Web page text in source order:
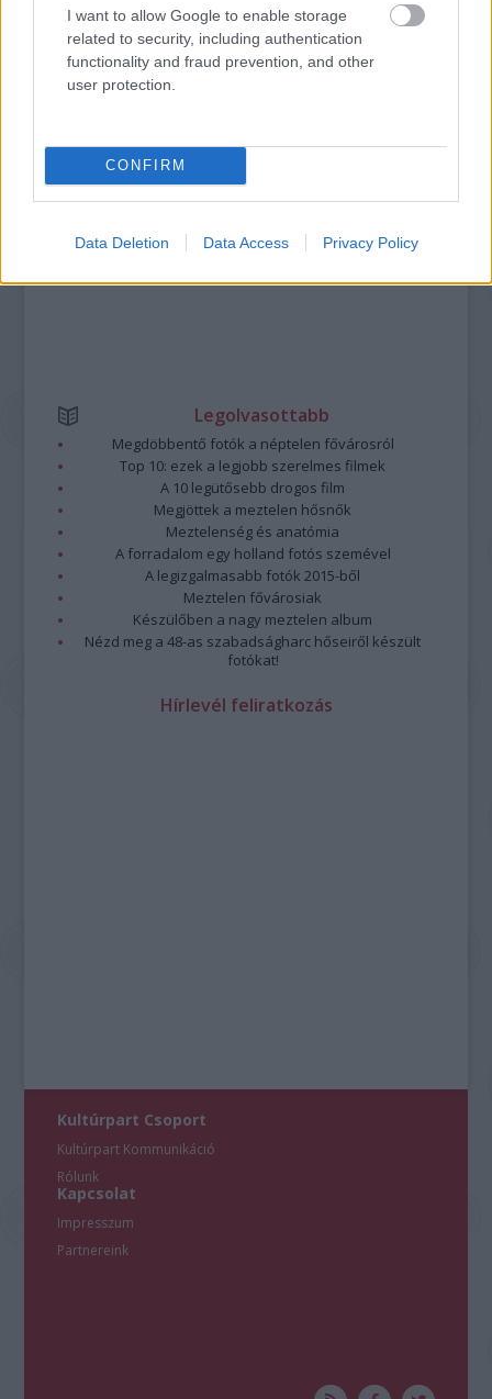
I want to allow Google to enable storage
related to security, including authentication
functionality and fraud prevention, and other
user protection.
CONFIRM
Data Deletion Data Access Privacy Policy
A bejegyzés trackback címe:
vonatkozó jogszabályok
Legolvasottabb
Megdöbbentő fotók a néptelen fővárosról
Top 10: ezek a legjobb szerelmes filmek
A 10 legütősebb drogos film
Megjöttek a meztelen hősnők
Meztelenség és anatómia
A forradalom egy holland fotós szemével
A legizgalmasabb fotók 2015-ből
Meztelen fővárosiak
Készülőben a nagy meztelen album
Nézd meg a 48-as szabadságharc hőseiről készült
fotókat!
Hírlevél feliratkozás
Kultúrpart Csoport
Kultúrpart Kommunikáció
Rólunk
Kapcsolat
Impresszum
Partnereink